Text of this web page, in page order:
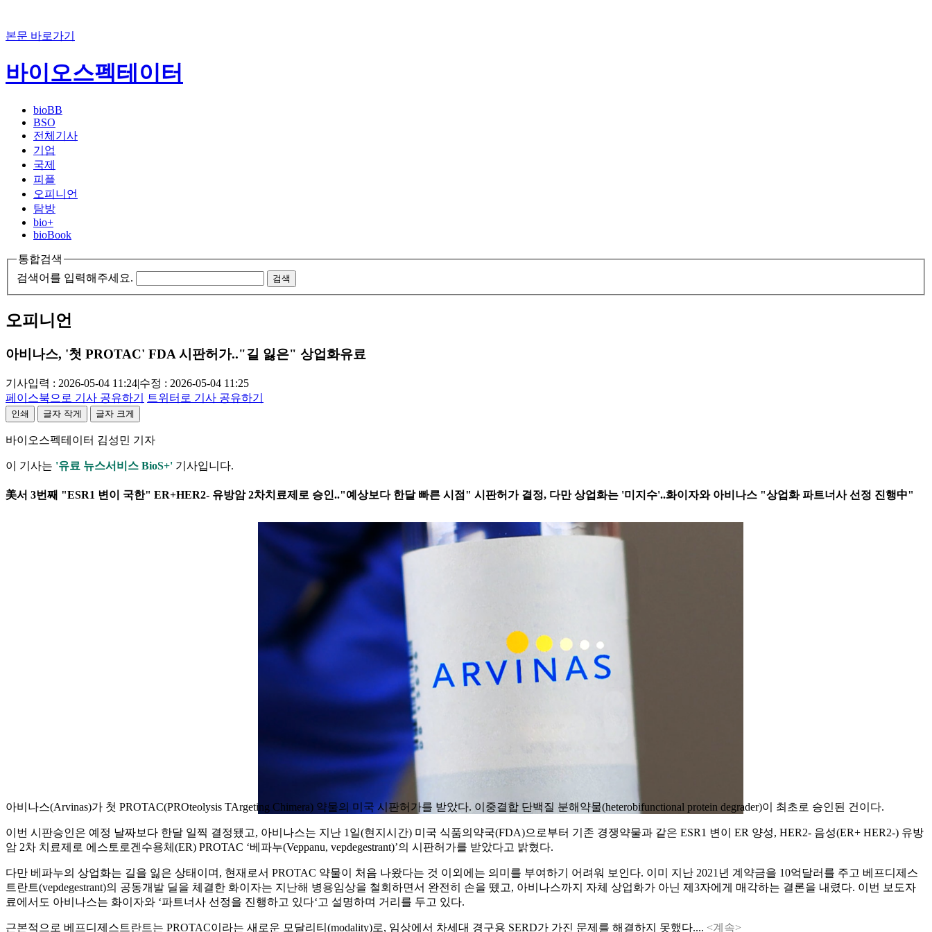
본문 바로가기
바이오스펙테이터
bioBB
BSO
전체기사
기업
국제
피플
오피니언
탐방
bio+
bioBook
통합검색
검색어를 입력해주세요.
검색
오피니언
아비나스, '첫 PROTAC' FDA 시판허가.."길 잃은" 상업화유료
기사입력 : 2026-05-04 11:24|수정 : 2026-05-04 11:25
페이스북으로 기사 공유하기
트위터로 기사 공유하기
인쇄 글자 작게 글자 크게
바이오스펙테이터 김성민 기자
이 기사는 '유료 뉴스서비스 BioS+' 기사입니다.
美서 3번째 "ESR1 변이 국한" ER+HER2- 유방암 2차치료제로 승인.."예상보다 한달 빠른 시점" 시판허가 결정, 다만 상업화는 '미지수'..화이자와 아비나스 "상업화 파트너사 선정 진행中"
아비나스(Arvinas)가 첫 PROTAC(PROteolysis TArgeting Chimera) 약물의 미국 시판허가를 받았다. 이중결합 단백질 분해약물(heterobifunctional protein degrader)이 최초로 승인된 건이다.
이번 시판승인은 예정 날짜보다 한달 일찍 결정됐고, 아비나스는 지난 1일(현지시간) 미국 식품의약국(FDA)으로부터 기존 경쟁약물과 같은 ESR1 변이 ER 양성, HER2- 음성(ER+ HER2-) 유방
암 2차 치료제로 에스토로겐수용체(ER) PROTAC ‘베파누(Veppanu, vepdegestrant)’의 시판허가를 받았다고 밝혔다.
다만 베파누의 상업화는 길을 잃은 상태이며, 현재로서 PROTAC 약물이 처음 나왔다는 것 이외에는 의미를 부여하기 어려워 보인다. 이미 지난 2021년 계약금을 10억달러를 주고 베프디제스
트란트(vepdegestrant)의 공동개발 딜을 체결한 화이자는 지난해 병용임상을 철회하면서 완전히 손을 뗐고, 아비나스까지 자체 상업화가 아닌 제3자에게 매각하는 결론을 내렸다. 이번 보도자
료에서도 아비나스는 화이자와 ‘파트너사 선정을 진행하고 있다‘고 설명하며 거리를 두고 있다.
근본적으로 베프디제스트란트는 PROTAC이라는 새로운 모달리티(modality)로, 임상에서 차세대 경구용 SERD가 가진 문제를 해결하지 못했다.... <계속>